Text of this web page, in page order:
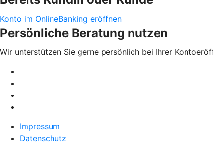
Konto im OnlineBanking eröffnen
Persönliche Beratung nutzen
Wir unterstützen Sie gerne persönlich bei Ihrer
Impressum
Datenschutz